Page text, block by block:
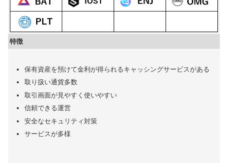
特徴
保有資産を預けて金利が得られるキャッシングサービスがある
取り扱い通貨多数
取引画面が見やすく使いやすい
信頼できる運営
安全なセキュリティ対策
サービスが多様